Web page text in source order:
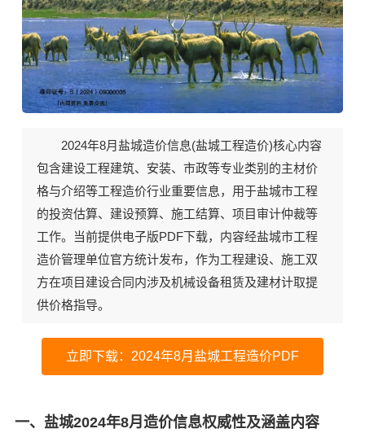
2024年8月盐城造价信息(盐城工程造价)核心内容
包含建设工程建筑、安装、市政等专业类别的主材价
格与介绍等工程造价行业重要信息，用于盐城市工程
的投资估算、建设预算、施工结算、项目审计仲裁等
工作。当前提供电子版PDF下载，内容经盐城市工程
造价管理单位官方统计发布，作为工程建设、施工双
方在项目建设合同内涉及机械设备租赁及建材计取提
供价格指导。
立即下载：2024年8月盐城工程造价PDF
一、盐城2024年8月造价信息权威性及涵盖内容